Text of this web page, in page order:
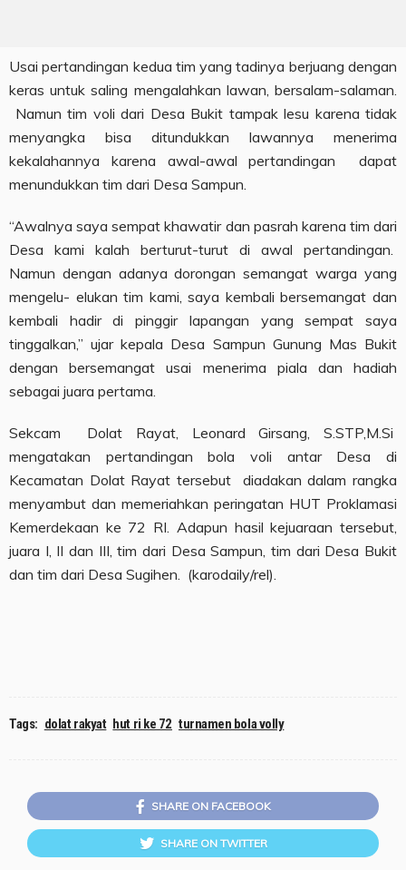
Usai pertandingan kedua tim yang tadinya berjuang dengan
keras untuk saling mengalahkan lawan, bersalam-salaman.
Namun tim voli dari Desa Bukit tampak lesu karena tidak
menyangka bisa ditundukkan lawannya menerima
kekalahannya karena awal-awal pertandingan dapat
menundukkan tim dari Desa Sampun.
“Awalnya saya sempat khawatir dan pasrah karena tim dari
Desa kami kalah berturut-turut di awal pertandingan.
Namun dengan adanya dorongan semangat warga yang
mengelu- elukan tim kami, saya kembali bersemangat dan
kembali hadir di pinggir lapangan yang sempat saya
tinggalkan,” ujar kepala Desa Sampun Gunung Mas Bukit
dengan bersemangat usai menerima piala dan hadiah
sebagai juara pertama.
Sekcam Dolat Rayat, Leonard Girsang, S.STP,M.Si
mengatakan pertandingan bola voli antar Desa di
Kecamatan Dolat Rayat tersebut diadakan dalam rangka
menyambut dan memeriahkan peringatan HUT Proklamasi
Kemerdekaan ke 72 RI. Adapun hasil kejuaraan tersebut,
juara I, II dan III, tim dari Desa Sampun, tim dari Desa Bukit
dan tim dari Desa Sugihen. (karodaily/rel).
Tags: dolat rakyat hut ri ke 72 turnamen bola volly
SHARE ON FACEBOOK
SHARE ON TWITTER